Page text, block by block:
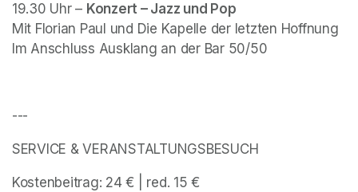
19.30 Uhr – Konzert – Jazz und Pop
Mit Florian Paul und Die Kapelle der letzten Hoffnung
Im Anschluss Ausklang an der Bar 50/50
---
SERVICE & VERANSTALTUNGSBESUCH
Kostenbeitrag: 24 € | red. 15 €